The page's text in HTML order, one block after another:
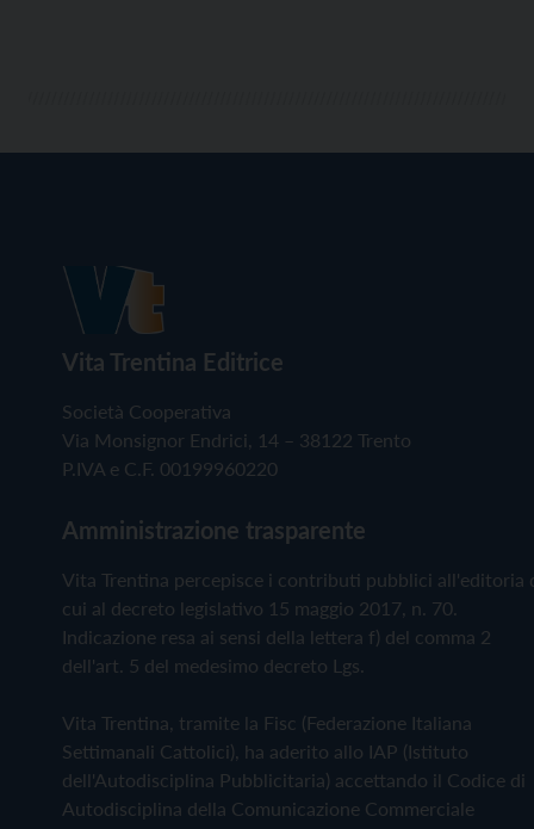
Vita Trentina Editrice
Società Cooperativa
Via Monsignor Endrici, 14 – 38122 Trento
P.IVA e C.F. 00199960220
Amministrazione trasparente
Vita Trentina percepisce i contributi pubblici all'editoria
cui al decreto legislativo 15 maggio 2017, n. 70.
Indicazione resa ai sensi della lettera f) del comma 2
dell'art. 5 del medesimo decreto Lgs.
Vita Trentina, tramite la Fisc (Federazione Italiana
Settimanali Cattolici), ha aderito allo IAP (Istituto
dell'Autodisciplina Pubblicitaria) accettando il Codice di
Autodisciplina della Comunicazione Commerciale